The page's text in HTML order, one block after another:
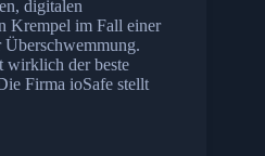
digitalen
Krempel im Fall einer
Überschwemmung.
wirklich der beste
Firma ioSafe stellt